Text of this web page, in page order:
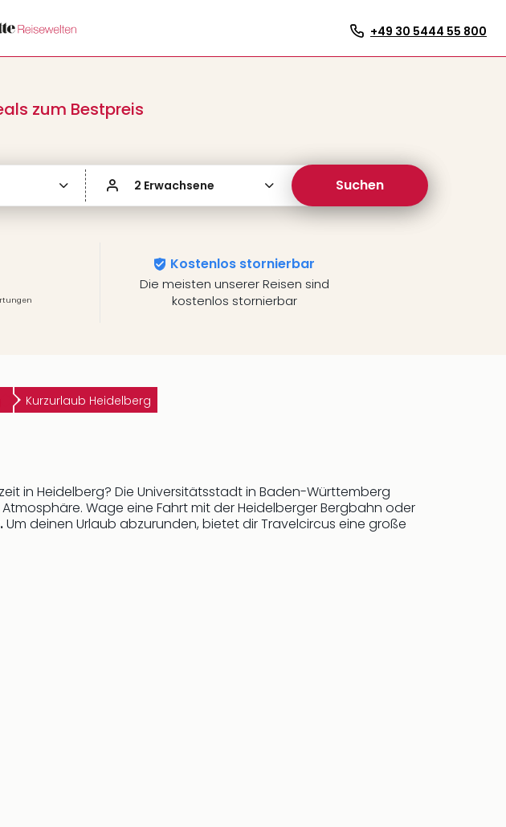
+49 30 5444 55 800
zum Bestpreis
2 Erwachsene Suchen
Kostenlos stornierbar
Die meisten unserer Reisen sind
kostenlos stornierbar
Kurzurlaub Heidelberg
in Heidelberg? Die Universitätsstadt in Baden-Württemberg
Wage eine Fahrt mit der Heidelberger Bergbahn oder
Um deinen Urlaub abzurunden, bietet dir Travelcircus eine große